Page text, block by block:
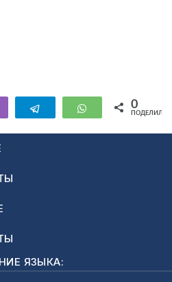
Telegram WhatsApp
0
ЯЗЫКА: